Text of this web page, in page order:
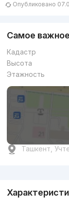
Опубликовано
Самое важное
Кадастр
Высота
Этажность
Ташкент,